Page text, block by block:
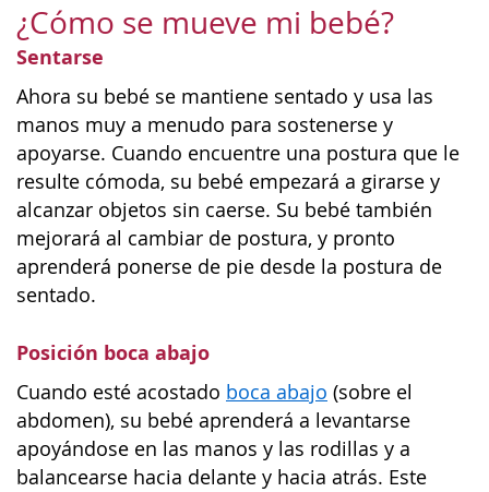
¿Cómo se mueve mi bebé?
Sentarse
Ahora su bebé se mantiene sentado y usa las
manos muy a menudo para sostenerse y
apoyarse. Cuando encuentre una postura que le
resulte cómoda, su bebé empezará a girarse y
alcanzar objetos sin caerse. Su bebé también
mejorará al cambiar de postura, y pronto
aprenderá ponerse de pie desde la postura de
sentado.
Posición boca abajo
Cuando esté acostado boca abajo (sobre el
abdomen), su bebé aprenderá a levantarse
apoyándose en las manos y las rodillas y a
balancearse hacia delante y hacia atrás. Este